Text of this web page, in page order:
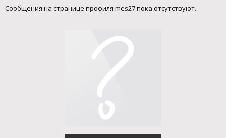
Сообщения на странице профиля mes27 пока отсутствуют.